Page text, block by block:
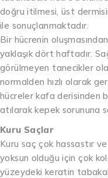
doğru itilmesi, üst
ile sonuçlanmaktadır.
Bir hücrenin
yaklaşık dört haftadır.
görülmeyen tanecikler
normalden hızlı olarak
hücreler kafa derisinden
atılarak kepek sorununa
Kuru Saçlar
Kuru saç çok hassastır
yoksun olduğu için çok
yüzeydeki keratin